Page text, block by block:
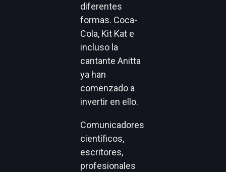
diferentes
formas. Coca-
Cola, Kit Kat e
incluso la
cantante Anitta
ya han
comenzado a
invertir en ello.
Comunicadores
científicos,
escritores,
profesionales